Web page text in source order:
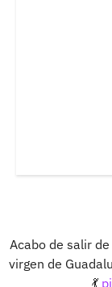
Acabo de salir
virgen de
💃